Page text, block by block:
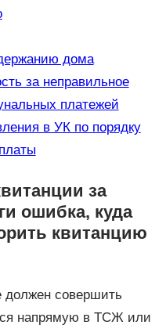
дома
за неправильное
платежей
в УК по порядку
за
ошибка, куда
квитанцию
должен совершить
напрямую в ТСЖ или